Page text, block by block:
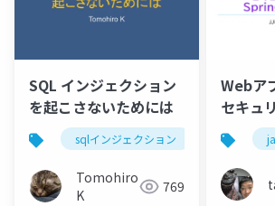
SQL インジェクション
を起こさないためには
sqlインジェクション 情報セキ
Tomohiro
K
769
Webア
セキュ
Spring